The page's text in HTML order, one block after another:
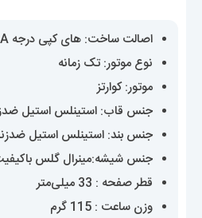
اصالت ساخت: های کپی درجه A+++
نوع موتور: تک زمانه
موتور: کوارتز
جنس قاب: استینلس استیل
جنس بند: استینلس استیل
جنس شیشه:مینرال گلس
قطر صفحه : 33 میلی‌متر
وزن ساعت : 115 گرم